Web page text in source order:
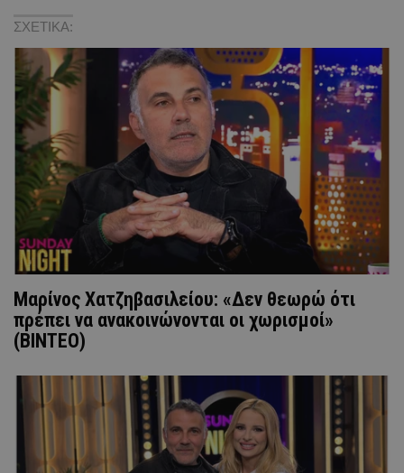
ΣΧΕΤΙΚΑ:
Μαρίνος Χατζηβασιλείου: «Δεν θεωρώ ότι
πρέπει να ανακοινώνονται οι χωρισμοί»
(ΒΙΝΤΕΟ)